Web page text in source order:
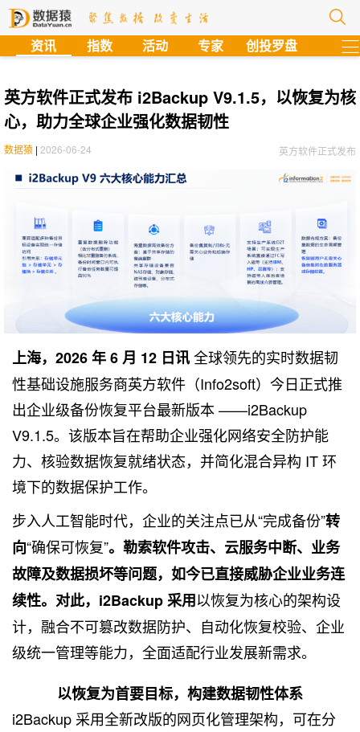
资讯 指数 活动 专家 创投罗盘
英方软件正式发布 i2Backup V9.1.5，以恢复为核
心，助力全球企业强化数据韧性
英方软件正式发布
数据猿 | 2026-06-24
上海，2026 年 6 月 12 日讯全球领先的实时数据韧
性基础设施服务商英方软件（Info2soft）今日正式推
出企业级备份恢复平台最新版本 ——i2Backup
V9.1.5。该版本旨在帮助企业强化网络安全防护能
力、核验数据恢复就绪状态，并简化混合异构 IT 环
境下的数据保护工作。
步入人工智能时代，企业的关注点已从“完成备份”转
向“确保可恢复”。勒索软件攻击、云服务中断、业务
故障及数据损坏等问题，如今已直接威胁企业业务连
续性。对此，i2Backup 采用以恢复为核心的架构设
计，融合不可篡改数据防护、自动化恢复校验、企业
级统一管理等能力，全面适配行业发展新需求。
以恢复为首要目标，构建数据韧性体系
i2Backup 采用全新改版的网页化管理架构，可在分